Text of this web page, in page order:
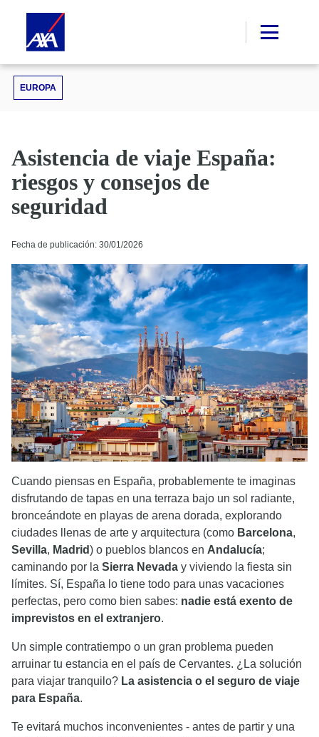
EUROPA
Asistencia de viaje España:
riesgos y consejos de
seguridad
Fecha de publicación: 30/01/2026
Cuando piensas en España, probablemente te imaginas
disfrutando de tapas en una terraza bajo un sol radiante,
bronceándote en playas de arena dorada, explorando
ciudades llenas de arte y arquitectura (como Barcelona,
Sevilla, Madrid) o pueblos blancos en Andalucía;
caminando por la Sierra Nevada y viviendo la fiesta sin
límites. Sí, España lo tiene todo para unas vacaciones
perfectas, pero como bien sabes: nadie está exento de
imprevistos en el extranjero.
Un simple contratiempo o un gran problema pueden
arruinar tu estancia en el país de Cervantes. ¿La solución
para viajar tranquilo? La asistencia o el seguro de viaje
para España.
Te evitará muchos inconvenientes - antes de partir y una